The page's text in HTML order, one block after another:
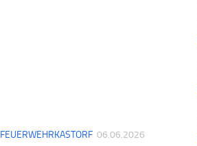
FEUERWEHRKASTORF 06.06.2026